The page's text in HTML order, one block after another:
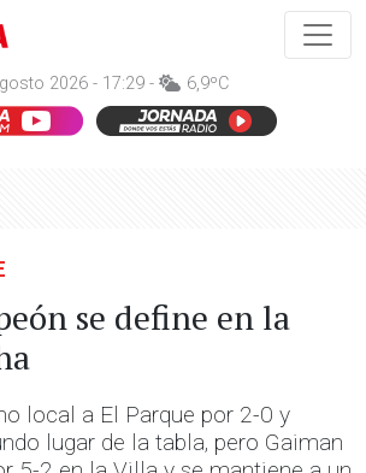
2026 - 17:29 - 6,9ºC
se define en la
local a El Parque por 2-0 y
lugar de la tabla, pero Gaiman